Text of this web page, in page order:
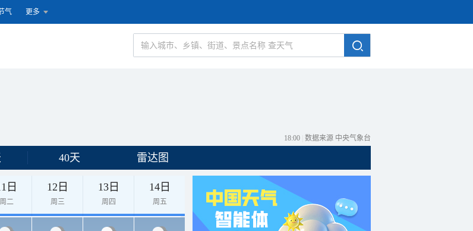
气 更多
18:00 数据来源 中央气象台
40天 雷达图
日
周二
12日
周三
13日
周四
14日
周五